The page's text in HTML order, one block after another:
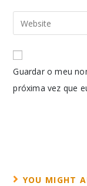
Guardar o meu
próxima vez que
YOU MIGHT